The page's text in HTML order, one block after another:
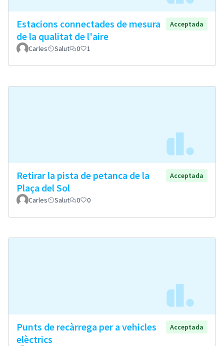
Estacions connectades de mesura
de la qualitat de l'aire
Acceptada
Carles Salut 0 1
Retirar la pista de petanca de la
Plaça del Sol
Acceptada
Carles Salut 0 0
Punts de recàrrega per a vehicles
elèctrics
Acceptada